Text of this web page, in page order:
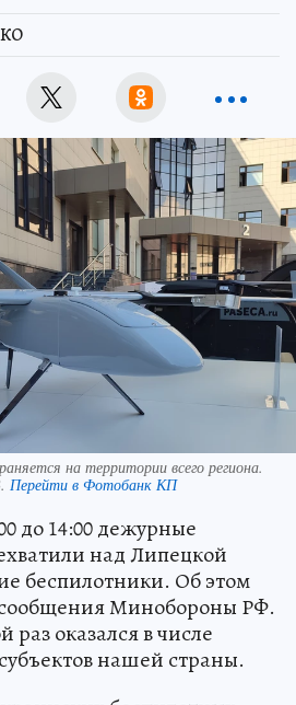
на территории всего региона.
Перейти в Фотобанк КП
до 14:00 дежурные
над Липецкой
беспилотники. Об этом
сообщения Минобороны РФ.
раз оказался в числе
нашей страны.